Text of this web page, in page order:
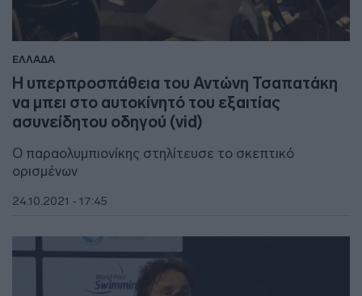
ΕΛΛΑΔΑ
Η υπερπροσπάθεια του Αντώνη Τσαπατάκη
να μπει στο αυτοκίνητό του εξαιτίας
ασυνείδητου οδηγού (vid)
Ο παραολυμπιονίκης στηλίτευσε το σκεπτικό
ορισμένων
24.10.2021 - 17:45